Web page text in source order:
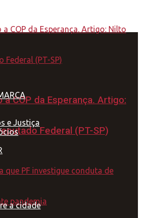
a COP da Esperança. Artigo:
Federal (PT-SP)
e Justiça
a cidade